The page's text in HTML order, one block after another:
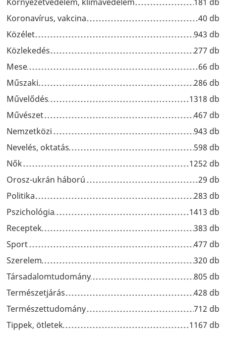
Koronavírus, vakcina
40 db
Közélet
943 db
Közlekedés
277 db
Mese
66 db
Műszaki
286 db
Művelődés
1318 db
Művészet
467 db
Nemzetközi
943 db
Nevelés, oktatás
598 db
Nők
1252 db
Orosz-ukrán háború
29 db
Politika
283 db
Pszichológia
1413 db
Receptek
383 db
Sport
477 db
Szerelem
320 db
Társadalomtudomány
805 db
Természetjárás
428 db
Természettudomány
712 db
Tippek, ötletek
1167 db